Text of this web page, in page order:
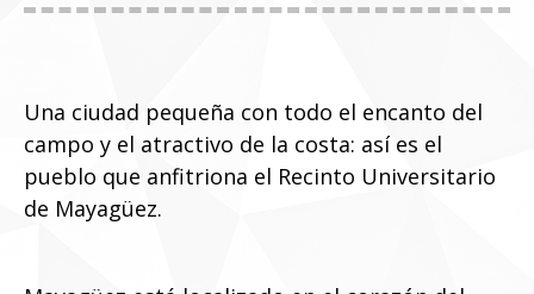
Una ciudad pequeña con todo el encanto del
campo y el atractivo de la costa: así es el
pueblo que anfitriona el Recinto Universitario
de Mayagüez.